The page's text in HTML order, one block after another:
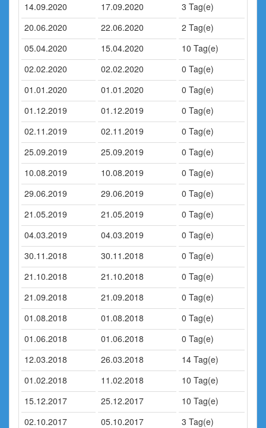
14.09.2020
17.09.2020
3 Tag(e)
20.06.2020
22.06.2020
2 Tag(e)
05.04.2020
15.04.2020
10 Tag(e)
02.02.2020
02.02.2020
0 Tag(e)
01.01.2020
01.01.2020
0 Tag(e)
01.12.2019
01.12.2019
0 Tag(e)
02.11.2019
02.11.2019
0 Tag(e)
25.09.2019
25.09.2019
0 Tag(e)
10.08.2019
10.08.2019
0 Tag(e)
29.06.2019
29.06.2019
0 Tag(e)
21.05.2019
21.05.2019
0 Tag(e)
04.03.2019
04.03.2019
0 Tag(e)
30.11.2018
30.11.2018
0 Tag(e)
21.10.2018
21.10.2018
0 Tag(e)
21.09.2018
21.09.2018
0 Tag(e)
01.08.2018
01.08.2018
0 Tag(e)
01.06.2018
01.06.2018
0 Tag(e)
12.03.2018
26.03.2018
14 Tag(e)
01.02.2018
11.02.2018
10 Tag(e)
15.12.2017
25.12.2017
10 Tag(e)
02.10.2017
05.10.2017
3 Tag(e)